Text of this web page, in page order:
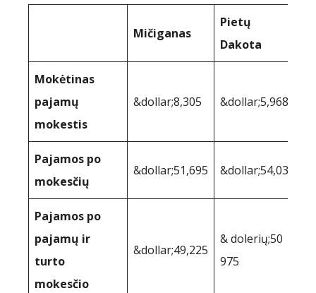
Mičiganas
Pietų
Dakota
Mokėtinas
pajamų
mokestis
&dollar;8,305 &dollar;5,968
Pajamos po
mokesčių
&dollar;51,695 &dollar;54,032
Pajamos po
pajamų ir
turto
mokesčio
&dollar;49,225
& dolerių;50
975